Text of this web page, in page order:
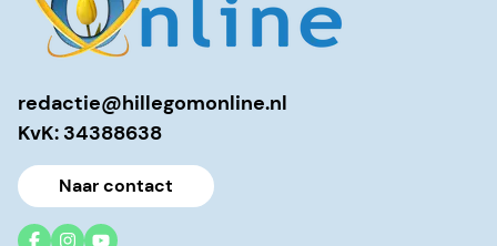
redactie@hillegomonline.nl
KvK: 34388638
Naar contact